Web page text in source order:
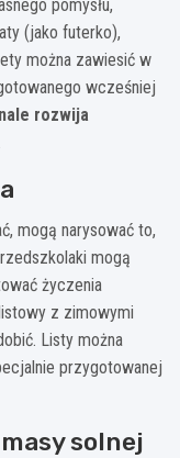
pomysłu,
(jako futerko),
można zawiesić w
wcześniej
rozwija
mogą narysować to,
mogą
życzenia
z zimowymi
Listy można
przygotowanej
solnej